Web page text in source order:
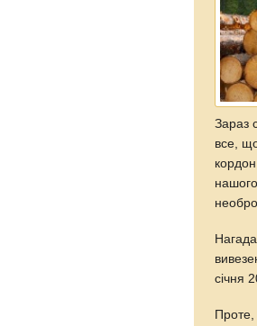
Зараз
все,
січня
Проте,